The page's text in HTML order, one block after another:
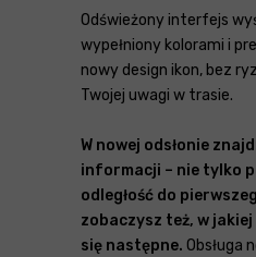
Odświeżony interfejs
wypełniony kolorami i
nowy design ikon, bez
Twojej uwagi w trasie.
W nowej odsłonie
informacji – nie tylko
odległość do
zobaczysz też, w
się następne. Obsługa